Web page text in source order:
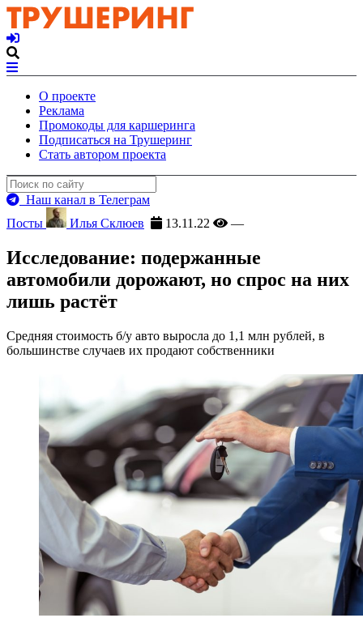
О проекте
Реклама
Промокоды для каршеринга
Подписаться на Трушеринг
Стать автором проекта
Наш канал в Телеграм
Посты
Илья Склюев 13.11.22 —
Исследование: подержанные
автомобили дорожают, но спрос на них
лишь растёт
Средняя стоимость б/у авто выросла до 1,1 млн рублей, в
большинстве случаев их продают собственники